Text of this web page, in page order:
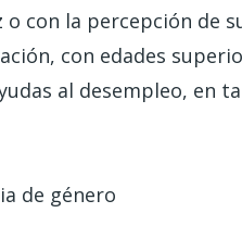
con la percepción de
con edades
al desempleo, en
de género